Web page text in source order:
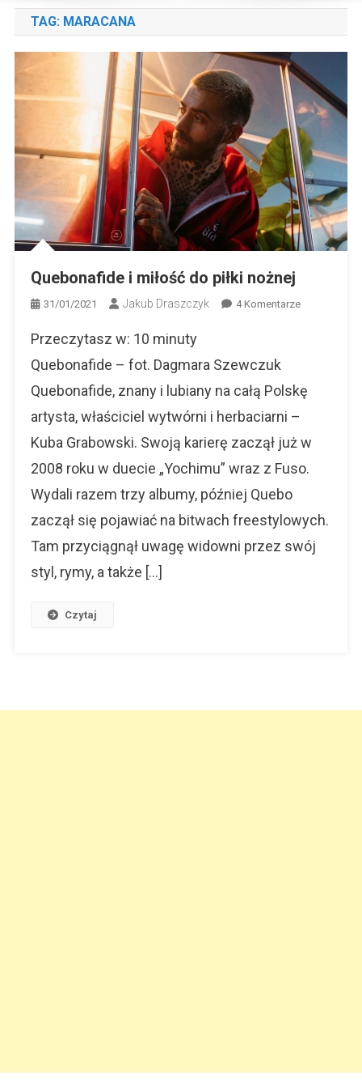
TAG: MARACANA
Quebonafide i miłość do piłki nożnej
31/01/2021 Jakub Draszczyk 4 KomentarzeDo
Piłki
Przeczytasz w: 10 minuty
Quebonafide – fot. Dagmara Szewczuk
Quebonafide, znany i lubiany na całą Polskę
artysta, właściciel wytwórni i herbaciarni –
Kuba Grabowski. Swoją karierę zaczął już w
2008 roku w duecie „Yochimu” wraz z Fuso.
Wydali razem trzy albumy, później Quebo
zaczął się pojawiać na bitwach freestylowych.
Tam przyciągnął uwagę widowni przez swój
styl, rymy, a także […]
Czytaj